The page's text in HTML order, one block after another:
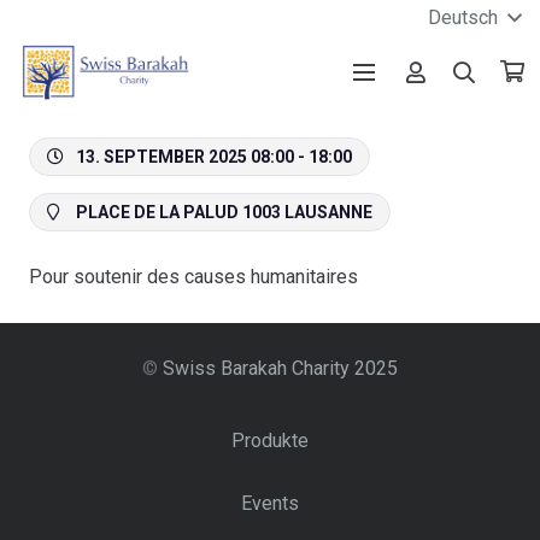
Deutsch
13. SEPTEMBER 2025 08:00 - 18:00
PLACE DE LA PALUD 1003 LAUSANNE
Pour soutenir des causes humanitaires
© Swiss Barakah Charity 2025
Produkte
Events